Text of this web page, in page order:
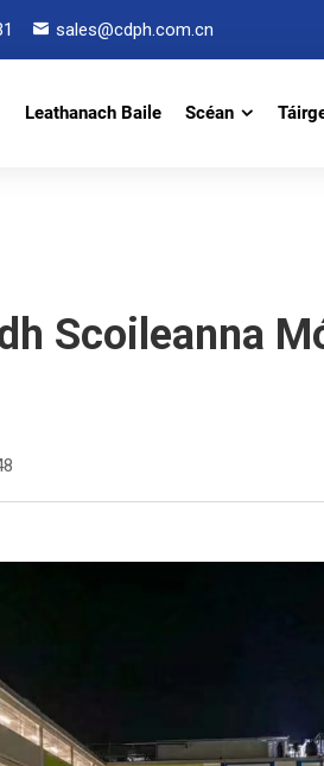
sales@cdph.com.cn
Leathanach Baile Scéan
Scoileanna